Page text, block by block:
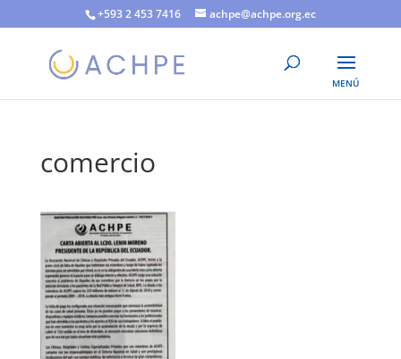
+593 2 453 7416 achpe@achpe.org.ec
comercio